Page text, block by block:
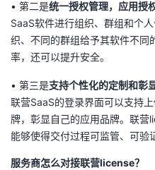
• 第二是统一授权管理， 应用授
SaaS软件进行组织、群组和个
织、不同的群组给予其软件不同
率，还可以提升安全。
• 第三是支持个性化的定制和彰
联营SaaS的登录界面可以支持
牌，彰显自己的应用品牌。联
能够使得交付过程可监管、可验
服务商怎么对接联营license？